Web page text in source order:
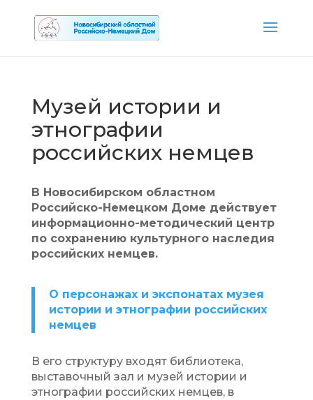
Музей истории и
этнографии
российских немцев
В Новосибирском областном
Российско-Немецком Доме действует
информационно-методический центр
по сохранению культурного наследия
российских немцев.
О персонажах и экспонатах музея
истории и этнографии российских
немцев
В его структуру входят библиотека,
выставочный зал и музей истории и
этнографии российских немцев, в